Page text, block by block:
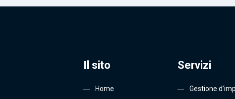
Il sito
Home
Servizi
Gestione